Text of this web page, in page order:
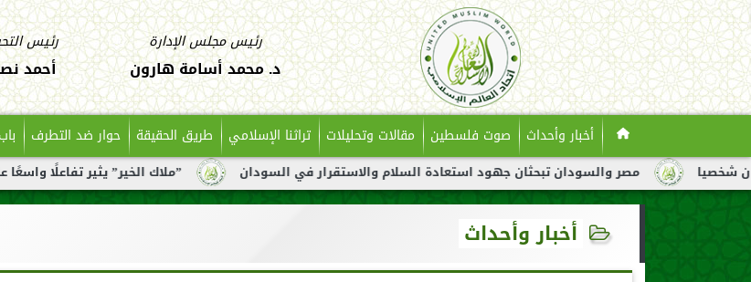
رئيس مجلس الإدارة
د. محمد أسامة هارون
رئيس
أحمد
أخبار وأحداث صوت فلسطين مقالات وتحليلات تراثنا الإسلامي طريق الحقيقة حوار ضد التطرف
”ملاك الخير” يثير تفاعلًا واسعًا على وسائل والسودان تبحثان جهود استعادة السلام والاستقرار في السودان
أخبار وأحداث